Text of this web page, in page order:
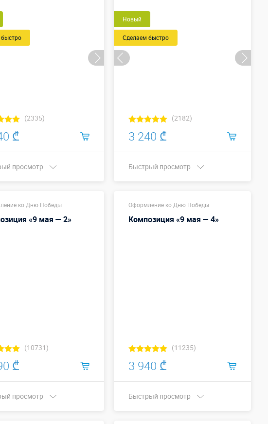
(2335)
₾
просмотр
Больше деталей →
Новый
Сделаем быстро
(2182)
3 240 ₾
Быстрый просмотр
ко Дню Победы
«9 мая — 2»
(10731)
₾
просмотр
Оформление ко Дню Победы
Композиция «9 мая — 4»
(11235)
3 940 ₾
Быстрый просмотр